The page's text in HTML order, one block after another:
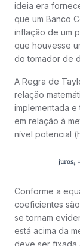
ideia era
que um Banco
inflação de um
que houvesse
do tomador de
A Regra de
relação
implementada
em relação à
nível potencial
Conforme a
coeficientes
se tornam
está acima da
deve ser fixada